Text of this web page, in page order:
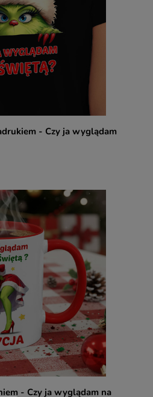
- Czy ja wyglądam
- Czy ja wyglądam na